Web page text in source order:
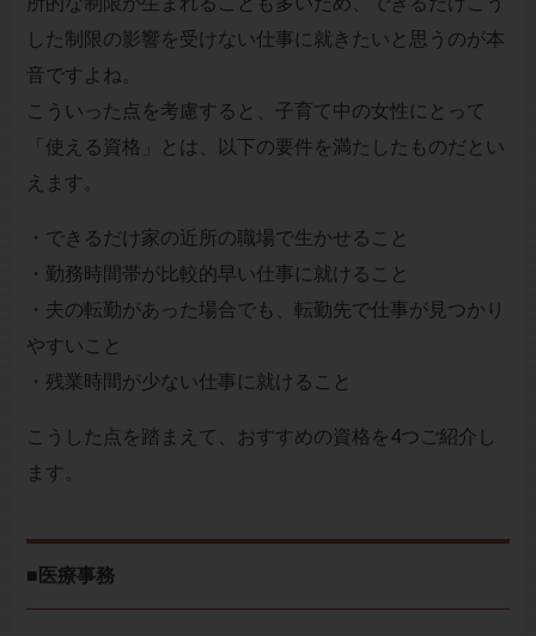
した制限の影響を受けない仕事に就きたいと思うのが本
音ですよね。
こういった点を考慮すると、子育て中の女性にとって
「使える資格」とは、以下の要件を満たしたものだとい
えます。
・できるだけ家の近所の職場で生かせること
・勤務時間帯が比較的早い仕事に就けること
・夫の転勤があった場合でも、転勤先で仕事が見つかり
やすいこと
・残業時間が少ない仕事に就けること
こうした点を踏まえて、おすすめの資格を4つご紹介し
ます。
■医療事務